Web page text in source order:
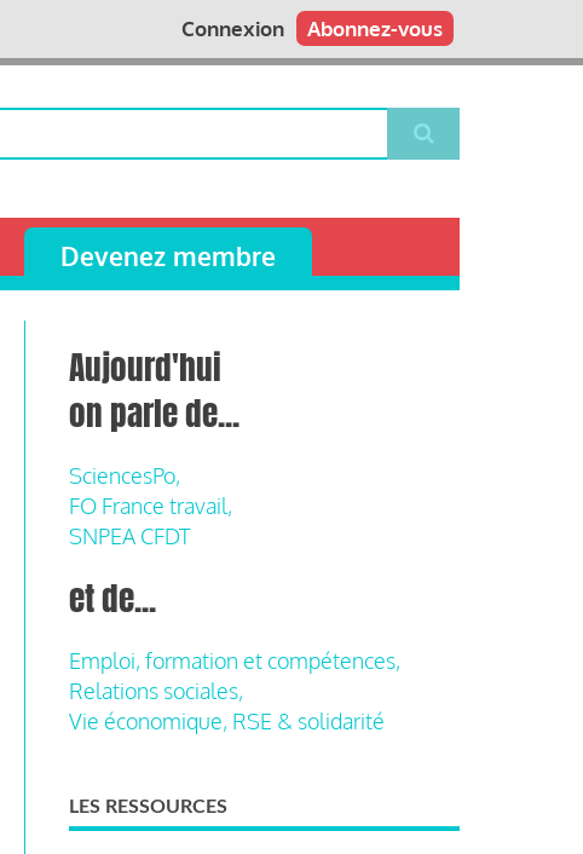
Abonnez-vous
Connexion
Devenez membre
Aujourd'hui
on parle de...
SciencesPo,
FO France travail,
SNPEA CFDT
et de...
Emploi, formation et compétences,
Relations sociales,
Vie économique, RSE & solidarité
LES RESSOURCES